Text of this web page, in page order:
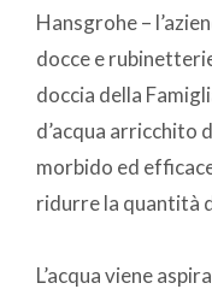
Hansgrohe –
docce e
doccia della
d’acqua arricchito
morbido ed
ridurre la quantità
L’acqua viene